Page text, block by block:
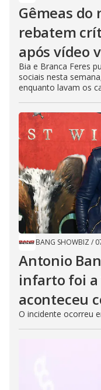
Gêmeas do
rebatem
após vídeo
Bia e Branca Feres
sociais nesta
enquanto lavam os
BANG SHOWBIZ /
Antonio
infarto foi a
aconteceu
O incidente ocorreu